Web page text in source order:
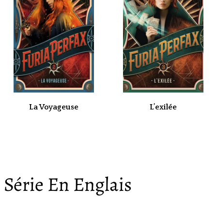
La Voyageuse L’exilée
Série En Englais